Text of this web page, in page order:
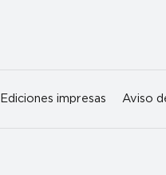
Ediciones impresas Aviso